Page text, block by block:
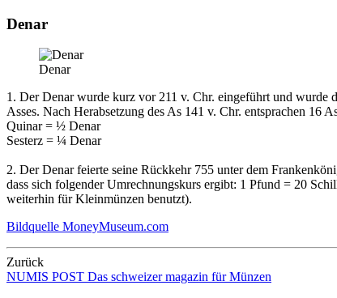
Denar
Denar
1. Der Denar wurde kurz vor 211 v. Chr. eingeführt und wurde
Asses. Nach Herabsetzung des As 141 v. Chr. entsprachen 16
Quinar = ½ Denar
Sesterz = ¼ Denar
2. Der Denar feierte seine Rückkehr 755 unter dem
dass sich folgender Umrechnungskurs ergibt: 1 Pfund = 20
weiterhin für Kleinmünzen benutzt).
Bildquelle MoneyMuseum.com
Zurück
NUMIS POST Das schweizer magazin für Münzen